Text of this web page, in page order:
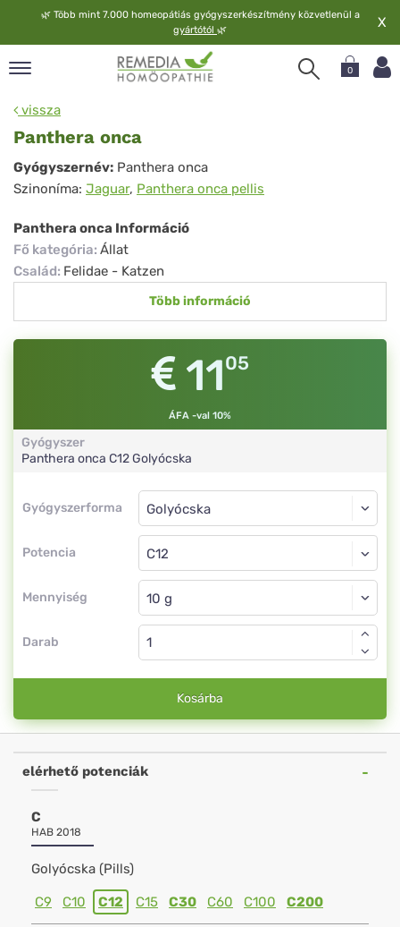
🌿 Több mint 7.000 homeopátiás gyógyszerkészítmény közvetlenül a
gyártótól 🌿 X
0
vissza
Panthera onca
Panthera
onca
Gyógyszernév: Panthera onca
Szinoníma: Jaguar, Panthera onca pellis
Panthera onca Információ
Fő kategória: Állat
Család: Felidae - Katzen
Több információ
1105
ÁFA -val 10%
Gyógyszer
Panthera onca C12Golyócska
Gyógyszerforma
Gyógyszerforma
Potencia
Golyócska
C12
Mennyiség
Golyócska
Darab
Kosárba
elérhető potenciák
C
HAB 2018
Golyócska (Pills)
C9 C10 C12 C15 C30 C60 C100 C200